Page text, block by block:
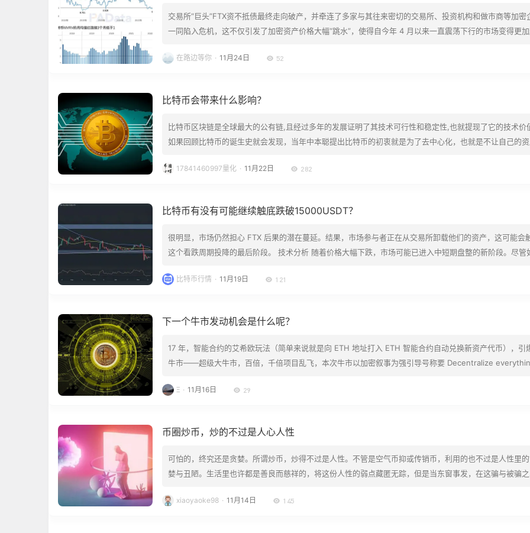
交易所“巨头”FTX资不抵债最终走向破产，并牵连了多家与其往来密切的交易所、投资机构和做市商等加密
一同陷入危机，这不仅引发了加密资产价格大幅“跳水”，使得自今年 4 月以来一直震荡下行的市场变得更
的流动性到底如何？PAData对 8 项市场数据进行…
在路边等你 · 11月24日 52
比特币会带来什么影响？
比特币区块链是全球最大的公有链,且经过多年的发展证明了其技术可行性和稳定性,也就提现了它的技术价
如果回顾比特币的诞生史就会发现，当年中本聪提出比特币的初衷就是为了去中心化，也就是不让自己的
公众号关注：博森科技小蝶。 比特币区块链是全球最大的公有链,且经过多年的发展证明了…
17841460997量化 · 11月22日 282
比特币有没有可能继续触底跌破15000USDT？
很明显，市场仍然担心 FTX 后果的潜在蔓延。结果，市场参与者正在从交易所卸载他们的资产，这可能会
这个看跌周期投降的最后阶段。 技术分析 随着价格大幅下跌，市场可能已进入中短期盘整的新阶段。尽管
的 100 日移动平均线也与破损的趋势线重合，使该静态水平成为强大的阻力位。因…
比特币行情 · 11月19日 121
下一个牛市发动机会是什么呢？
17 年，智能合约的艾希欧玩法（简单来说就是向 ETH 地址打入 ETH 智能合约自动兑换新资产代币），引
牛市——超级大牛市，百倍，千倍项目乱飞，本次牛市以加密叙事为强引导号称要 Decentralize
的应用证明牛曾经来过~ 18 年，EOS 上线后凭借高 …
Ξ · 11月16日 29
币圈炒币，炒的不过是人心人性
可怕的，终究还是贪婪。所谓炒币，炒得不过是人性。不管是空气币抑或传销币，利用的也不过是人性里
婪与丑陋。生活里也许都是善良而慈祥的，将这份人性的弱点藏匿无踪，但是当东窗事发，在这骗与被骗之
少人念念不忘的，就是熊市的另一个重大利好：抄底。新手死于追高，老手死于抄底。抄底者敢于在火中拾
xiaoyaoke98 · 11月14日 145